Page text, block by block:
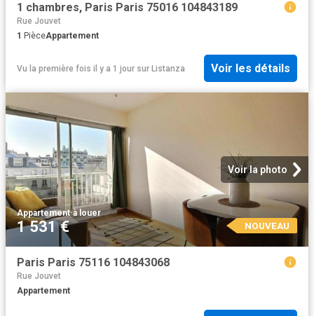
1 chambres, Paris Paris 75016 104843189
Rue Jouvet
1 PièceAppartement
Vu la première fois il y a 1 jour sur Listanza Voir les détails
Voir la photo
Appartement·à louer
1 531 € NOUVEAU
Paris Paris 75116 104843068
Rue Jouvet
Appartement